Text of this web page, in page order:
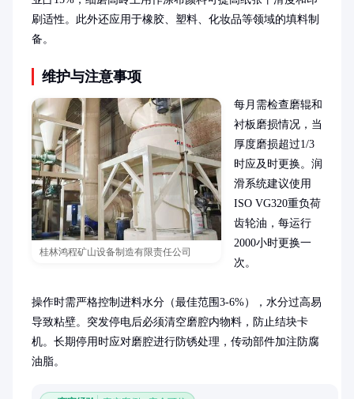
刷适性。此外还应用于橡胶、塑料、化妆品等领域的填料制
备。
维护与注意事项
桂林鸿程矿山设备制造有限责任公司
每月需检查磨辊和
衬板磨损情况，当
厚度磨损超过1/3
时应及时更换。润
滑系统建议使用
ISO VG320重负荷
齿轮油，每运行
2000小时更换一
次。
操作时需严格控制进料水分（最佳范围3-6%），水分过高易
导致粘壁。突发停电后必须清空磨腔内物料，防止结块卡
机。长期停用时应对磨腔进行防锈处理，传动部件加注防腐
油脂。